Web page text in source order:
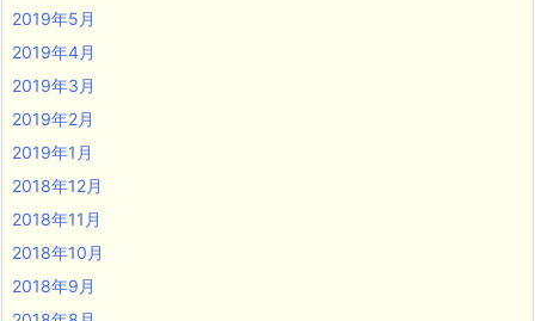
2019年5月
2019年4月
2019年3月
2019年2月
2019年1月
2018年12月
2018年11月
2018年10月
2018年9月